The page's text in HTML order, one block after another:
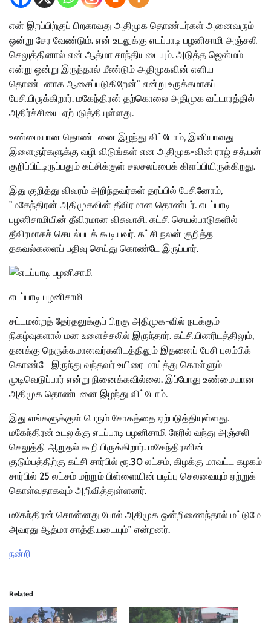
என் இறப்பிற்குப் பிறகாவது அதிமுக தொண்டர்கள் அனைவரும்
ஒன்று சேர வேண்டும். என் உடலுக்கு எடப்பாடி பழனிசாமி அஞ்சலி
செலுத்தினால் என் ஆத்மா சாந்தியடையும். அடுத்த ஜென்மம்
என்று ஒன்று இருந்தால் மீண்டும் அதிமுகவின் எளிய
தொண்டனாக ஆசைப்படுகிறேன்” என்று உருக்கமாகப்
பேசியிருக்கிறார். மகேந்திரன் தற்கொலை அதிமுக வட்டாரத்தில்
அதிர்ச்சியை ஏற்படுத்தியுள்ளது.
உண்மையான தொண்டனை இழந்து விட்டோம், இனியாவது
இளைஞர்களுக்கு வழி விடுங்கள் என அதிமுக-வின் ராஜ் சத்யன்
குறிப்பிட்டிருப்பதும் கட்சிக்குள் சலசலப்பைக் கிளப்பியிருக்கிறது.
இது குறித்து விவரம் அறிந்தவர்கள் தரப்பில் பேசினோம்,
”மகேந்திரன் அதிமுகவின் தீவிரமான தொண்டர். எடப்பாடி
பழனிசாமியின் தீவிரமான விசுவாசி. கட்சி செயல்பாடுகளில்
தீவிரமாகச் செயல்படக் கூடியவர். கட்சி நலன் குறித்த
தகவல்களைப் பதிவு செய்து கொண்டே இருப்பார்.
எடப்பாடி பழனிசாமி
சட்டமன்றத் தேர்தலுக்குப் பிறகு அதிமுக-வில் நடக்கும்
நிகழ்வுகளால் மன உளைச்சலில் இருந்தார். கட்சியினரிடத்திலும்,
தனக்கு நெருக்கமானவர்களிடத்திலும் இதனைப் பேசி புலம்பிக்
கொண்டே இருந்து வந்தவர் உயிரை மாய்த்து கொள்ளும்
முடிவெடுப்பார் என்று நினைக்கவில்லை. இப்போது உண்மையான
அதிமுக தொண்டனை இழந்து விட்டோம்.
இது எங்களுக்குள் பெரும் சோகத்தை ஏற்படுத்தியுள்ளது.
மகேந்திரன் உடலுக்கு எடப்பாடி பழனிசாமி நேரில் வந்து அஞ்சலி
செலுத்தி ஆறுதல் கூறியிருக்கிறார். மகேந்திரனின்
குடும்பத்திற்கு கட்சி சார்பில் ரூ.30 லட்சம், கிழக்கு மாவட்ட கழகம்
சார்பில் 25 லட்சம் மற்றும் பிள்ளையின் படிப்பு செலவையும் ஏற்றுக்
கொள்வதாகவும் அறிவித்துள்ளனர்.
மகேந்திரன் சொன்னது போல் அதிமுக ஒன்றிணைந்தால் மட்டுமே
அவரது ஆத்மா சாத்தியடையும்” என்றனர்.
நன்றி
Related